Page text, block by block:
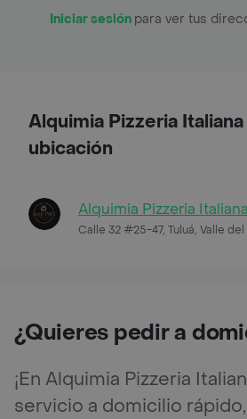
Iniciar sesión para ver tus
Alquimia Pizzeria
ubicación
Alquimia Pizzeria
Calle 32 #25-47, Tuluá, Valle
¿Quieres pedir a
¡En Alquimia Pizzeria
servicio a domicilio